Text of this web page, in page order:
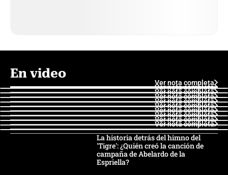
En video
Ver nota completa
Ver nota completa
Ver nota completa
Ver nota completa
Ver nota completa
Ver nota completa
Ver nota completa
Ver nota completa
Ver nota completa
Ver nota completa
La historia detrás del himno del
'Tigre': ¿Quién creó la canción de
campaña de Abelardo de la
Espriella?